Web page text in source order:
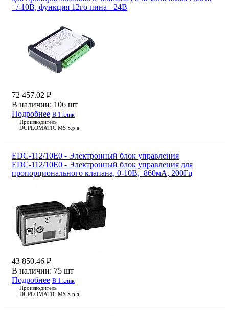
+/-10В, функция 12го пина +24В
72 457.02 ₽
В наличии: 106 шт
Подробнее В 1 клик
Производитель
DUPLOMATIC MS S.p.a.
EDC-112/10E0 - Электронный блок управления
EDC-112/10E0 - Электронный блок управления для
пропорционального клапана, 0-10В, 860мА, 200Гц
43 850.46 ₽
В наличии: 75 шт
Подробнее В 1 клик
Производитель
DUPLOMATIC MS S.p.a.